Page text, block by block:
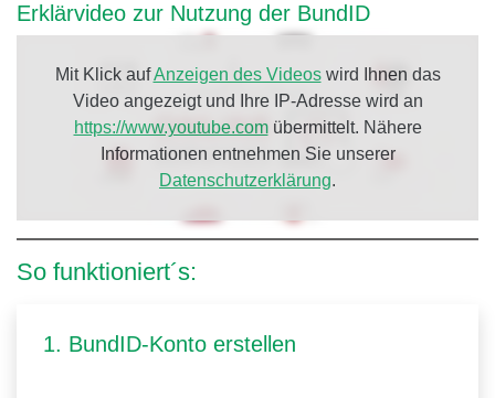
Erklärvideo zur Nutzung der BundID
Mit Klick aufAnzeigen des Videoswird Ihnen das
Video angezeigt und Ihre IP-Adresse wird an
https://www.youtube.comübermittelt. Nähere
Informationen entnehmen Sie unserer
Datenschutzerklärung.
So funktioniert´s:
1. BundID-Konto erstellen